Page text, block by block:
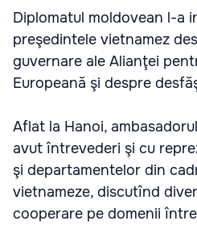
Diplomatul moldovean l-a
preşedintele vietnamez
guvernare ale Alianţei
Europeană şi despre
Aflat la Hanoi,
avut întrevederi şi cu
şi departamentelor din
vietnameze, discutînd
cooperare pe domenii